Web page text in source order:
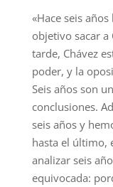
«Hace seis
objetivo sacar a
tarde, Chávez
poder, y la
Seis años son
conclusiones.
seis años y
hasta el último,
analizar seis
equivocada: